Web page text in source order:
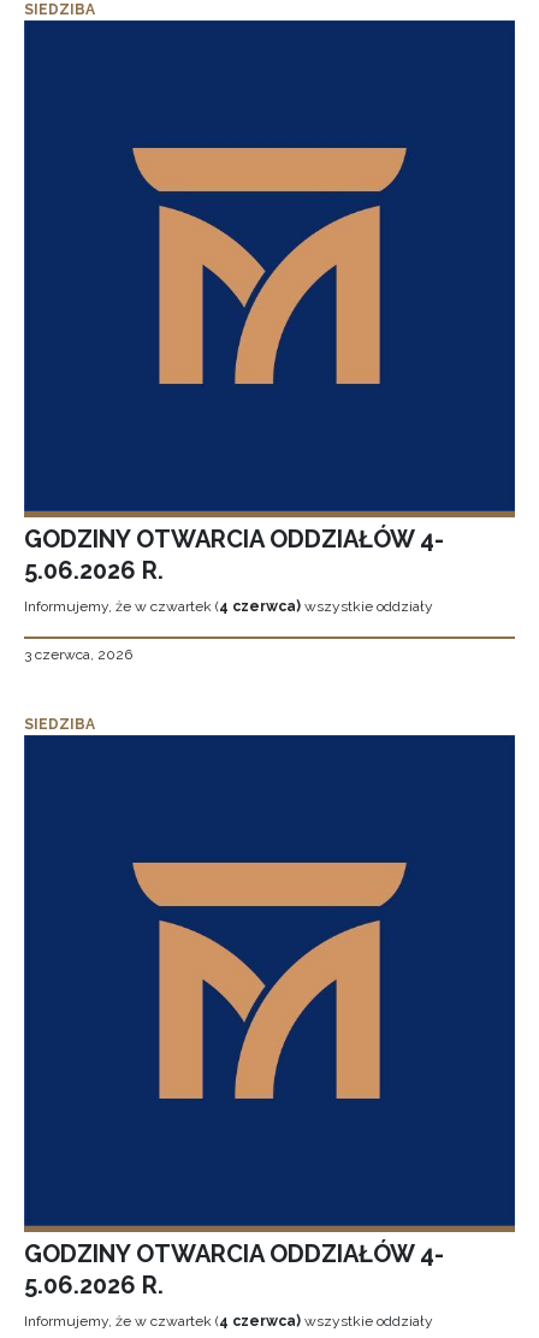
SIEDZIBA
GODZINY OTWARCIA ODDZIAŁÓW 4-
5.06.2026 R.
Informujemy, że w czwartek (4 czerwca) wszystkie oddziały
3 czerwca, 2026
SIEDZIBA
GODZINY OTWARCIA ODDZIAŁÓW 4-
5.06.2026 R.
Informujemy, że w czwartek (4 czerwca) wszystkie oddziały